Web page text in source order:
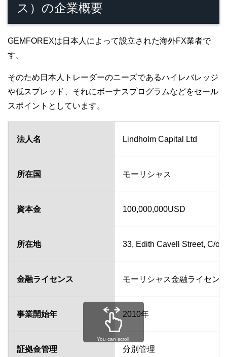
ス）の企業概要
GEMFOREXは日本人によって設立された海外FX業者で
す。
そのため日本人トレーダーのニーズであるハイレバレッジ
や低スプレッド、それにボーナスプログラムなどをセール
スポイントとしています。
法人名 Lindholm Capital Ltd
所在国 モーリシャス
資本金 100,000,000USD
所在地 33, Edith Cavell Street, C/o
金融ライセンス モーリシャス金融ライセン
事業開始年 2010年
証拠金管理 分別管理
You can scroll.